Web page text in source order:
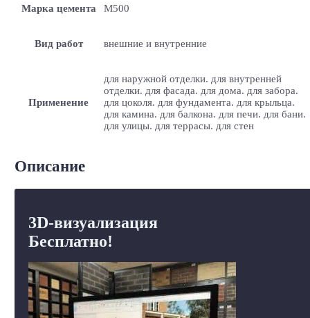
Марка цемента M500
Вид работ внешние и внутренние
Применение
для наружной отделки. для внутренней
отделки. для фасада. для дома. для забора.
для цоколя. для фундамента. для крыльца.
для камина. для балкона. для печи. для бани.
для улицы. для террасы. для стен
Описание
3D-визуализация
Бесплатно!